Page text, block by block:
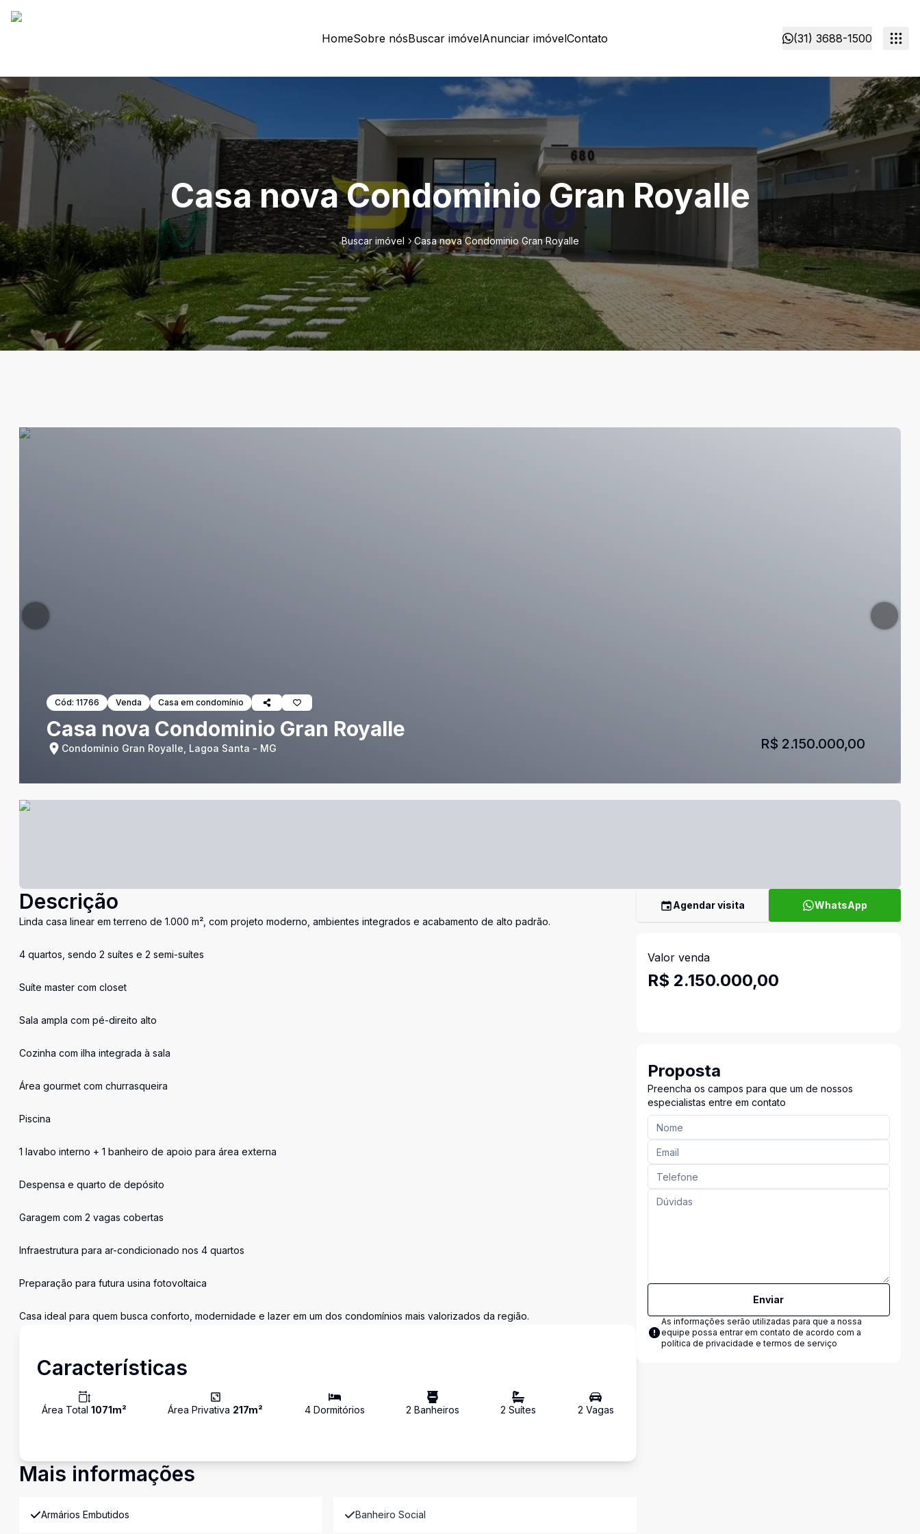
HomeSobre nósBuscar imóvelAnunciar imóvelContato (31) 3688-1500
Casa nova Condominio Gran Royalle
Buscar imóvel Casa nova Condominio Gran Royalle
Cód: 11766 Venda Casa em condomínio
Casa nova Condominio Gran Royalle
Condomínio Gran Royalle, Lagoa Santa - MG R$ 2.150.000,00
Descrição
Linda casa linear em terreno de 1.000 m², com projeto moderno, ambientes integrados e acabamento de alto padrão.
4 quartos, sendo 2 suítes e 2 semi-suítes
Suíte master com closet
Sala ampla com pé-direito alto
Cozinha com ilha integrada à sala
Área gourmet com churrasqueira
Piscina
1 lavabo interno + 1 banheiro de apoio para área externa
Despensa e quarto de depósito
Garagem com 2 vagas cobertas
Infraestrutura para ar-condicionado nos 4 quartos
Preparação para futura usina fotovoltaica
Casa ideal para quem busca conforto, modernidade e lazer em um dos condomínios mais valorizados da região.
Características
Área Total 1071m² Área Privativa 217m² 4Dormitórios 2 Banheiros 2 Suítes 2 Vagas
Mais informações
Armários Embutidos Banheiro Social
Agendar visita WhatsApp
Valor venda
R$ 2.150.000,00
Proposta
Preencha os campos para que um de nossos
especialistas entre em contato
Enviar
As informações serão utilizadas para que a nossa
equipe possa entrar em contato de acordo com a
política de privacidade e termos de serviço